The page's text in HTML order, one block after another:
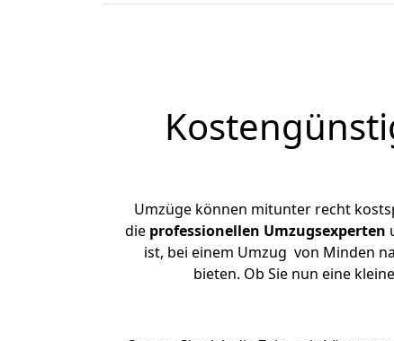
Umzüge können mitunter recht
die professionellen Umzugsexperten
ist, bei einem Umzug von Minden
bieten. Ob Sie nun eine